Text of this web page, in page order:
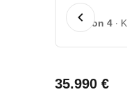
1 von 4
35.990 €